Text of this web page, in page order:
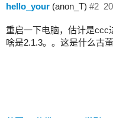
hello_your (anon_T) #2
重启一下电脑，估计是ccc
啥是2.1.3。。这是什么古